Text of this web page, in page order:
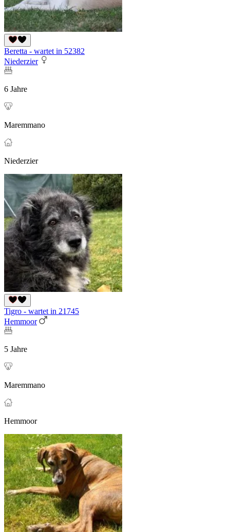
Beretta - wartet in 52382
Niederzier
6 Jahre
Maremmano
Niederzier
Tigro - wartet in 21745
Hemmoor
5 Jahre
Maremmano
Hemmoor